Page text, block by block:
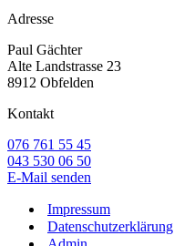
Adresse
Paul Gächter
Alte Landstrasse 23
8912 Obfelden
Kontakt
076 761 55 45
043 530 06 50
E-Mail senden
Impressum
Datenschutzerklärung